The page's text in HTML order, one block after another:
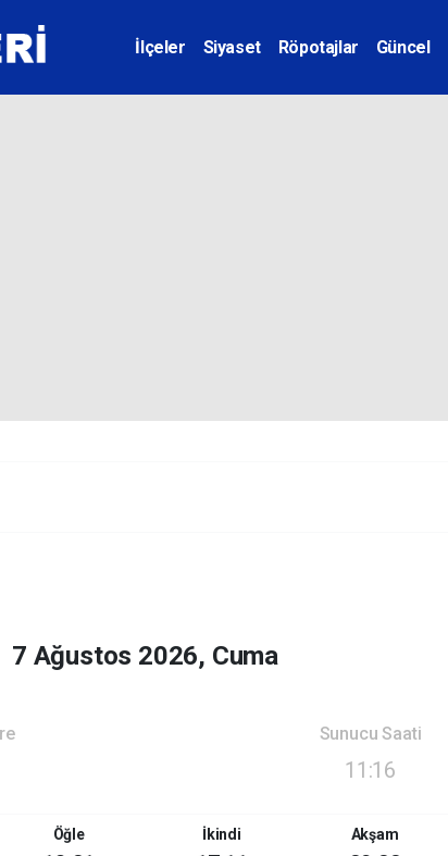
İlçeler Siyaset Röpotajlar Güncel
7 Ağustos 2026, Cuma
Sunucu Saati
11:16
Öğle İkindi Akşam